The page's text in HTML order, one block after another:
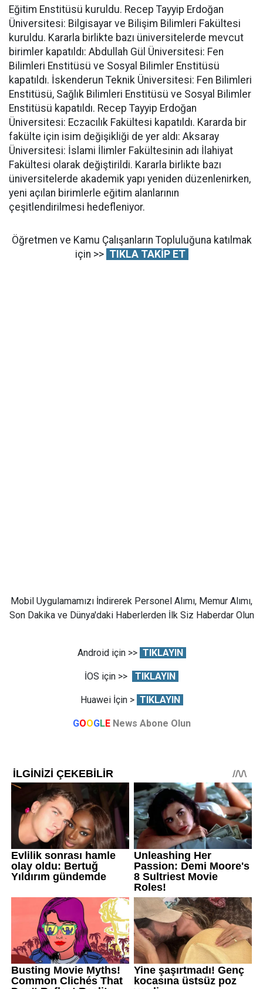
Eğitim Enstitüsü kuruldu. Recep Tayyip Erdoğan
Üniversitesi: Bilgisayar ve Bilişim Bilimleri Fakültesi
kuruldu. Kararla birlikte bazı üniversitelerde mevcut
birimler kapatıldı: Abdullah Gül Üniversitesi: Fen
Bilimleri Enstitüsü ve Sosyal Bilimler Enstitüsü
kapatıldı. İskenderun Teknik Üniversitesi: Fen Bilimleri
Enstitüsü, Sağlık Bilimleri Enstitüsü ve Sosyal Bilimler
Enstitüsü kapatıldı. Recep Tayyip Erdoğan
Üniversitesi: Eczacılık Fakültesi kapatıldı. Kararda bir
fakülte için isim değişikliği de yer aldı: Aksaray
Üniversitesi: İslami İlimler Fakültesinin adı İlahiyat
Fakültesi olarak değiştirildi. Kararla birlikte bazı
üniversitelerde akademik yapı yeniden düzenlenirken,
yeni açılan birimlerle eğitim alanlarının
çeşitlendirilmesi hedefleniyor.
Öğretmen ve Kamu Çalışanların Topluluğuna katılmak
için >> TIKLA TAKİP ET
Mobil Uygulamamızı İndirerek Personel Alımı, Memur Alımı,
Son Dakika ve Dünya'daki Haberlerden İlk Siz Haberdar Olun
Android için >> TIKLAYIN
İOS için >> TIKLAYIN
Huawei İçin > TIKLAYIN
GOOGLE News Abone Olun